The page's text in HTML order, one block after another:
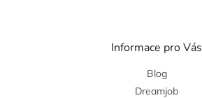
Informace pro Vás
Blog
Dreamjob